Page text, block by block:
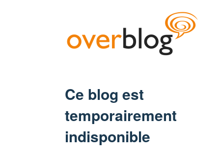
Ce blog est
temporairement
indisponible